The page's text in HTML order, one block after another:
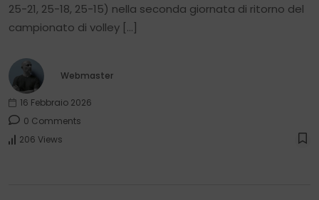
25-21, 25-18, 25-15) nella seconda giornata di ritorno del
campionato di volley […]
Webmaster
16 Febbraio 2026
0 Comments
206 Views